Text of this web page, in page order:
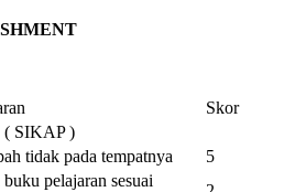
Skor
SIKAP )
tidak pada tempatnya
5
pelajaran sesuai